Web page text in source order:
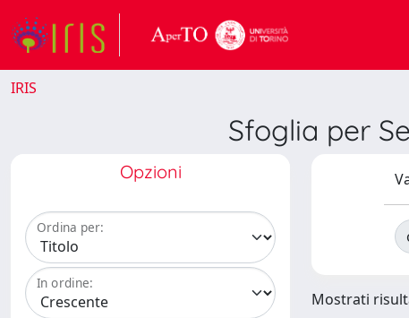
IRIS
Sfoglia per
Opzioni
Ordina per:
In ordine:
Mostrati